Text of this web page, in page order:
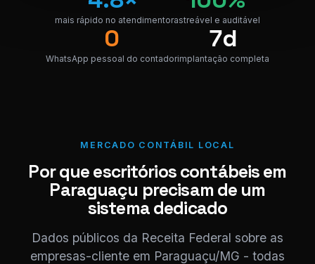
NF competência 05/
CD.
Digite uma
mais rápido no atendimentorastreável e auditável
0
WhatsApp pessoal do contador
7d
implantação completa
MERCADO CONTÁBIL LOCAL
Por que escritórios contábeis em
Paraguaçu precisam de um
sistema dedicado
Dados públicos da Receita Federal sobre as
empresas-cliente em Paraguaçu/MG - todas